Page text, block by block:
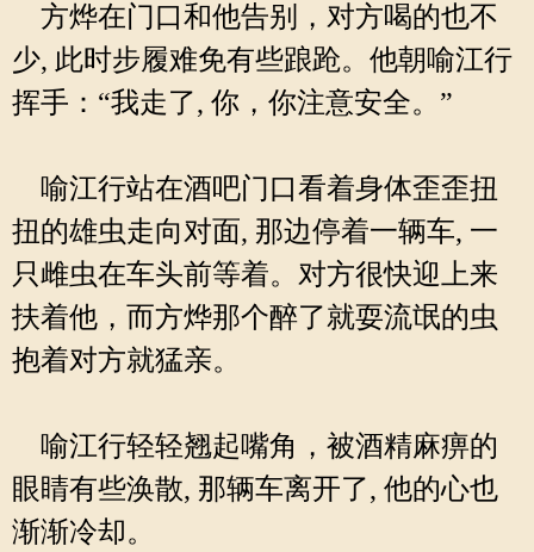
方烨在门口和他告别，对方喝的也不
少, 此时步履难免有些踉跄。他朝喻江行
挥手：“我走了, 你，你注意安全。”
喻江行站在酒吧门口看着身体歪歪扭
扭的雄虫走向对面, 那边停着一辆车, 一
只雌虫在车头前等着。对方很快迎上来
扶着他，而方烨那个醉了就耍流氓的虫
抱着对方就猛亲。
喻江行轻轻翘起嘴角，被酒精麻痹的
眼睛有些涣散, 那辆车离开了, 他的心也
渐渐冷却。